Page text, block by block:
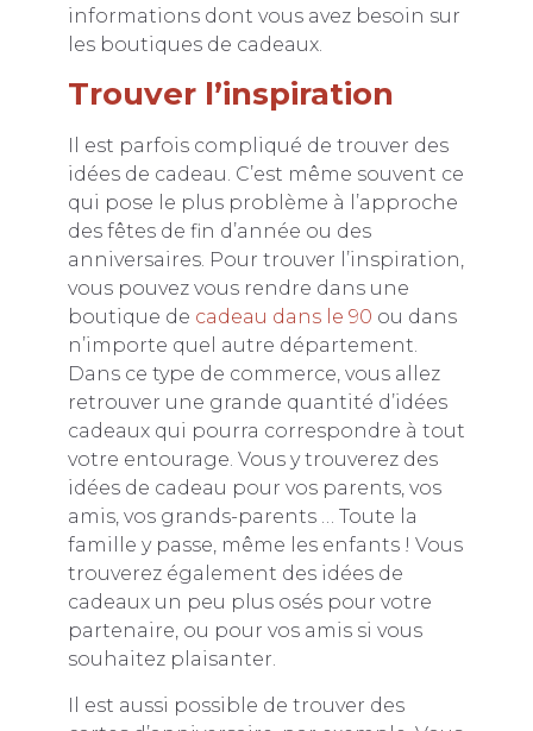
informations dont vous avez besoin sur
les boutiques de cadeaux.
Trouver l’inspiration
Il est parfois compliqué de trouver des
idées de cadeau. C’est même souvent ce
qui pose le plus problème à l’approche
des fêtes de fin d’année ou des
anniversaires. Pour trouver l’inspiration,
vous pouvez vous rendre dans une
boutique de cadeau dans le 90 ou dans
n’importe quel autre département.
Dans ce type de commerce, vous allez
retrouver une grande quantité d’idées
cadeaux qui pourra correspondre à tout
votre entourage. Vous y trouverez des
idées de cadeau pour vos parents, vos
amis, vos grands-parents … Toute la
famille y passe, même les enfants ! Vous
trouverez également des idées de
cadeaux un peu plus osés pour votre
partenaire, ou pour vos amis si vous
souhaitez plaisanter.
Il est aussi possible de trouver des